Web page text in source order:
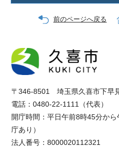
前のページへ戻る
〒346-8501 埼玉県久喜市下早
電話：0480-22-1111（代表）
開庁時間：平日午前8時45分か
庁あり）
法人番号：8000020112321